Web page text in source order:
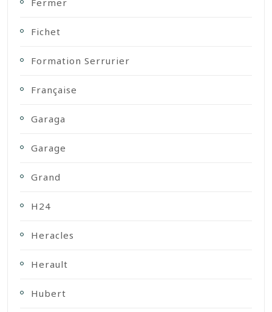
Fermer
Fichet
Formation Serrurier
Française
Garaga
Garage
Grand
H24
Heracles
Herault
Hubert